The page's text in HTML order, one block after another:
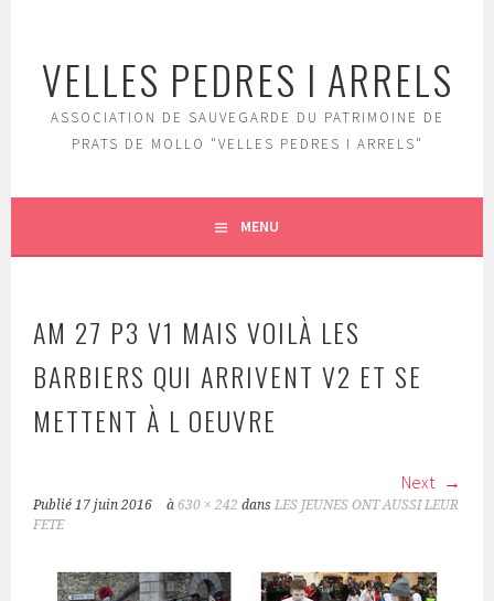
contenu
principal
VELLES PEDRES I ARRELS
ASSOCIATION DE SAUVEGARDE DU PATRIMOINE DE
PRATS DE MOLLO "VELLES PEDRES I ARRELS"
MENU
AM 27 P3 V1 MAIS VOILÀ LES
BARBIERS QUI ARRIVENT V2 ET SE
METTENT À L OEUVRE
Next
Publié17 juin 2016 à 630 × 242 dansLES JEUNES ONT AUSSI LEUR
FETE